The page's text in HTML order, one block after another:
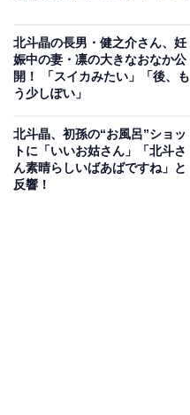
北斗晶の長男・健之介さん、妊
娠中の妻・凛の大きなおなか公
開！ 「スイカみたい」「後、も
う少しぽい」
北斗晶、初孫の“お風呂”ショッ
トに「いいお姑さん」「北斗さ
ん素晴らしいばあばですね」と
反響！